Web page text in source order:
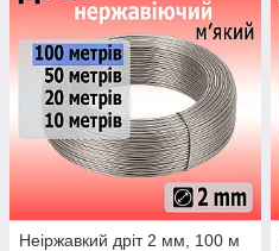
Неіржавкий дріт 2 мм, 100 м